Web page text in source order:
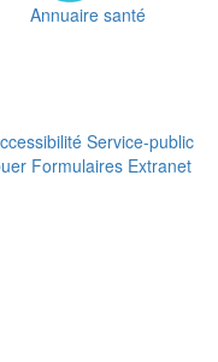
Annuaire santé
Service-public
Formulaires Extranet